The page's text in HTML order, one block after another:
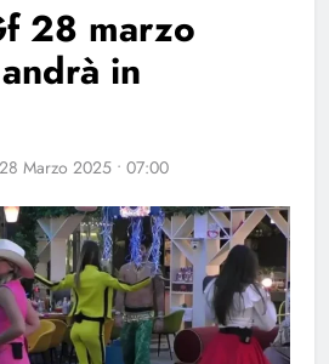
28 marzo
in
28 Marzo 2025 • 07:00